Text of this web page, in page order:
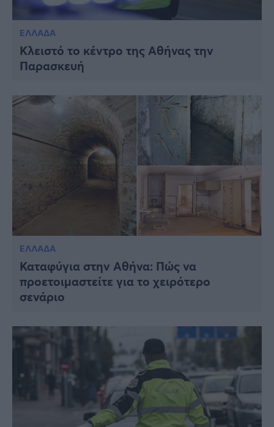
ΕΛΛΑΔΑ
Κλειστό το κέντρο της Αθήνας την
Παρασκευή
ΕΛΛΑΔΑ
Καταφύγια στην Αθήνα: Πώς να
προετοιμαστείτε για το χειρότερο
σενάριο